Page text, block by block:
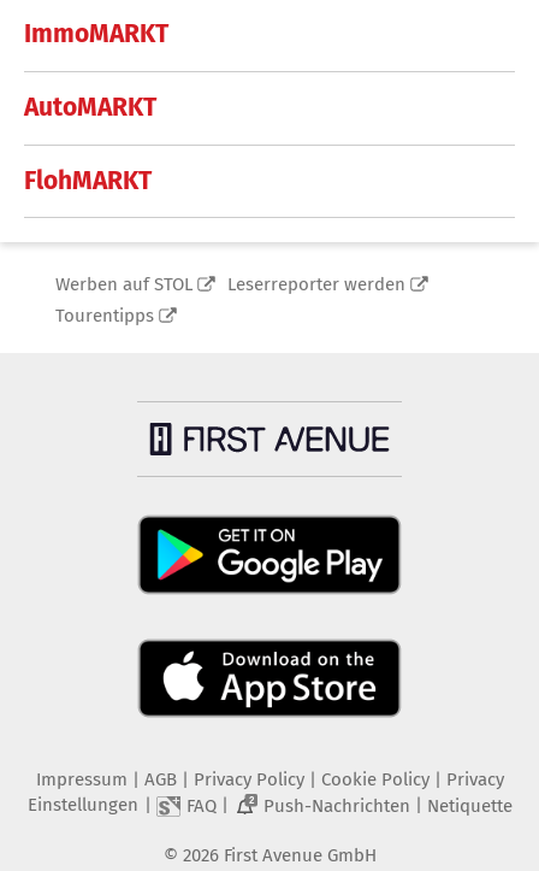
ImmoMARKT
AutoMARKT
FlohMARKT
Werben auf STOL
Leserreporter werden
Tourentipps
Impressum AGB Privacy Policy| Cookie Policy| Privacy
Einstellungen
FAQ| 2 Push-Nachrichten Netiquette
© 2026 First Avenue GmbH